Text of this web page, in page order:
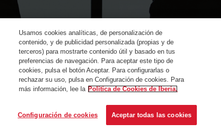
Usamos cookies analíticas, de personalización de
contenido, y de publicidad personalizada (propias y de
terceros) para mostrarte contenido útil y basado en tus
preferencias de navegación. Para aceptar este tipo de
cookies, pulsa el botón Aceptar. Para configurarlas o
rechazar su uso, pulsa en Configuración de cookies. Para
más información, lee la Política de Cookies de Iberia.
Configuración de cookies Aceptar todas las cookies